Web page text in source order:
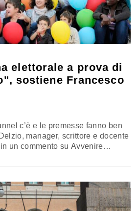
elettorale a prova di
sostiene Francesco
c’è e le premesse fanno ben
manager, scrittore e docente
un commento su Avvenire
da il senso…